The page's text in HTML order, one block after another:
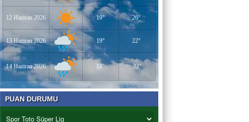
12 Haziran 2026 19° 26°
13 Haziran 2026 19° 22°
14 Haziran 2026 18° 22°
PUAN DURUMU